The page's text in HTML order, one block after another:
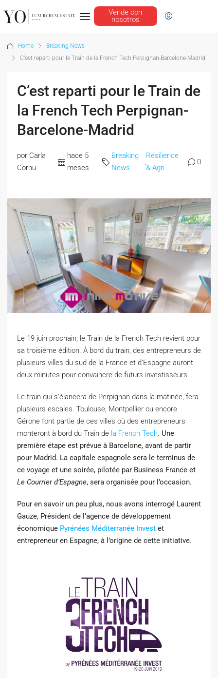
Vende con
nosotros
Home
Breaking News
C’est reparti pour le Train de la French Tech Perpignan-Barcelone-Madrid
C’est reparti pour le Train de
la French Tech Perpignan-
Barcelone-Madrid
por Carla
Cornu
hace 5
meses
Breaking
News
Résilience
& Agri
0
Le 19 juin prochain, le Train de la French Tech revient pour
sa troisième édition. À bord du train, des entrepreneurs de
plusieurs villes du sud de la France et d’Espagne auront
deux minutes pour convaincre de futurs investisseurs.
Le train qui s’élancera de Perpignan dans la matinée, fera
plusieurs escales. Toulouse, Montpellier ou encore
Gérone font partie de ces villes où des entrepreneurs
monteront à bord du Train de la French Tech. Une
première étape est prévue à Barcelone, avant de partir
pour Madrid. La capitale espagnole sera le terminus de
ce voyage et une soirée, pilotée par Business France et
Le Courrier d’Espagne, sera organisée pour l’occasion.
Pour en savoir un peu plus, nous avons interrogé Laurent
Gauze, Président de l’agence de développement
économique Pyrénées Méditerranée Invest et
entrepreneur en Espagne, à l’origine de cette initiative.